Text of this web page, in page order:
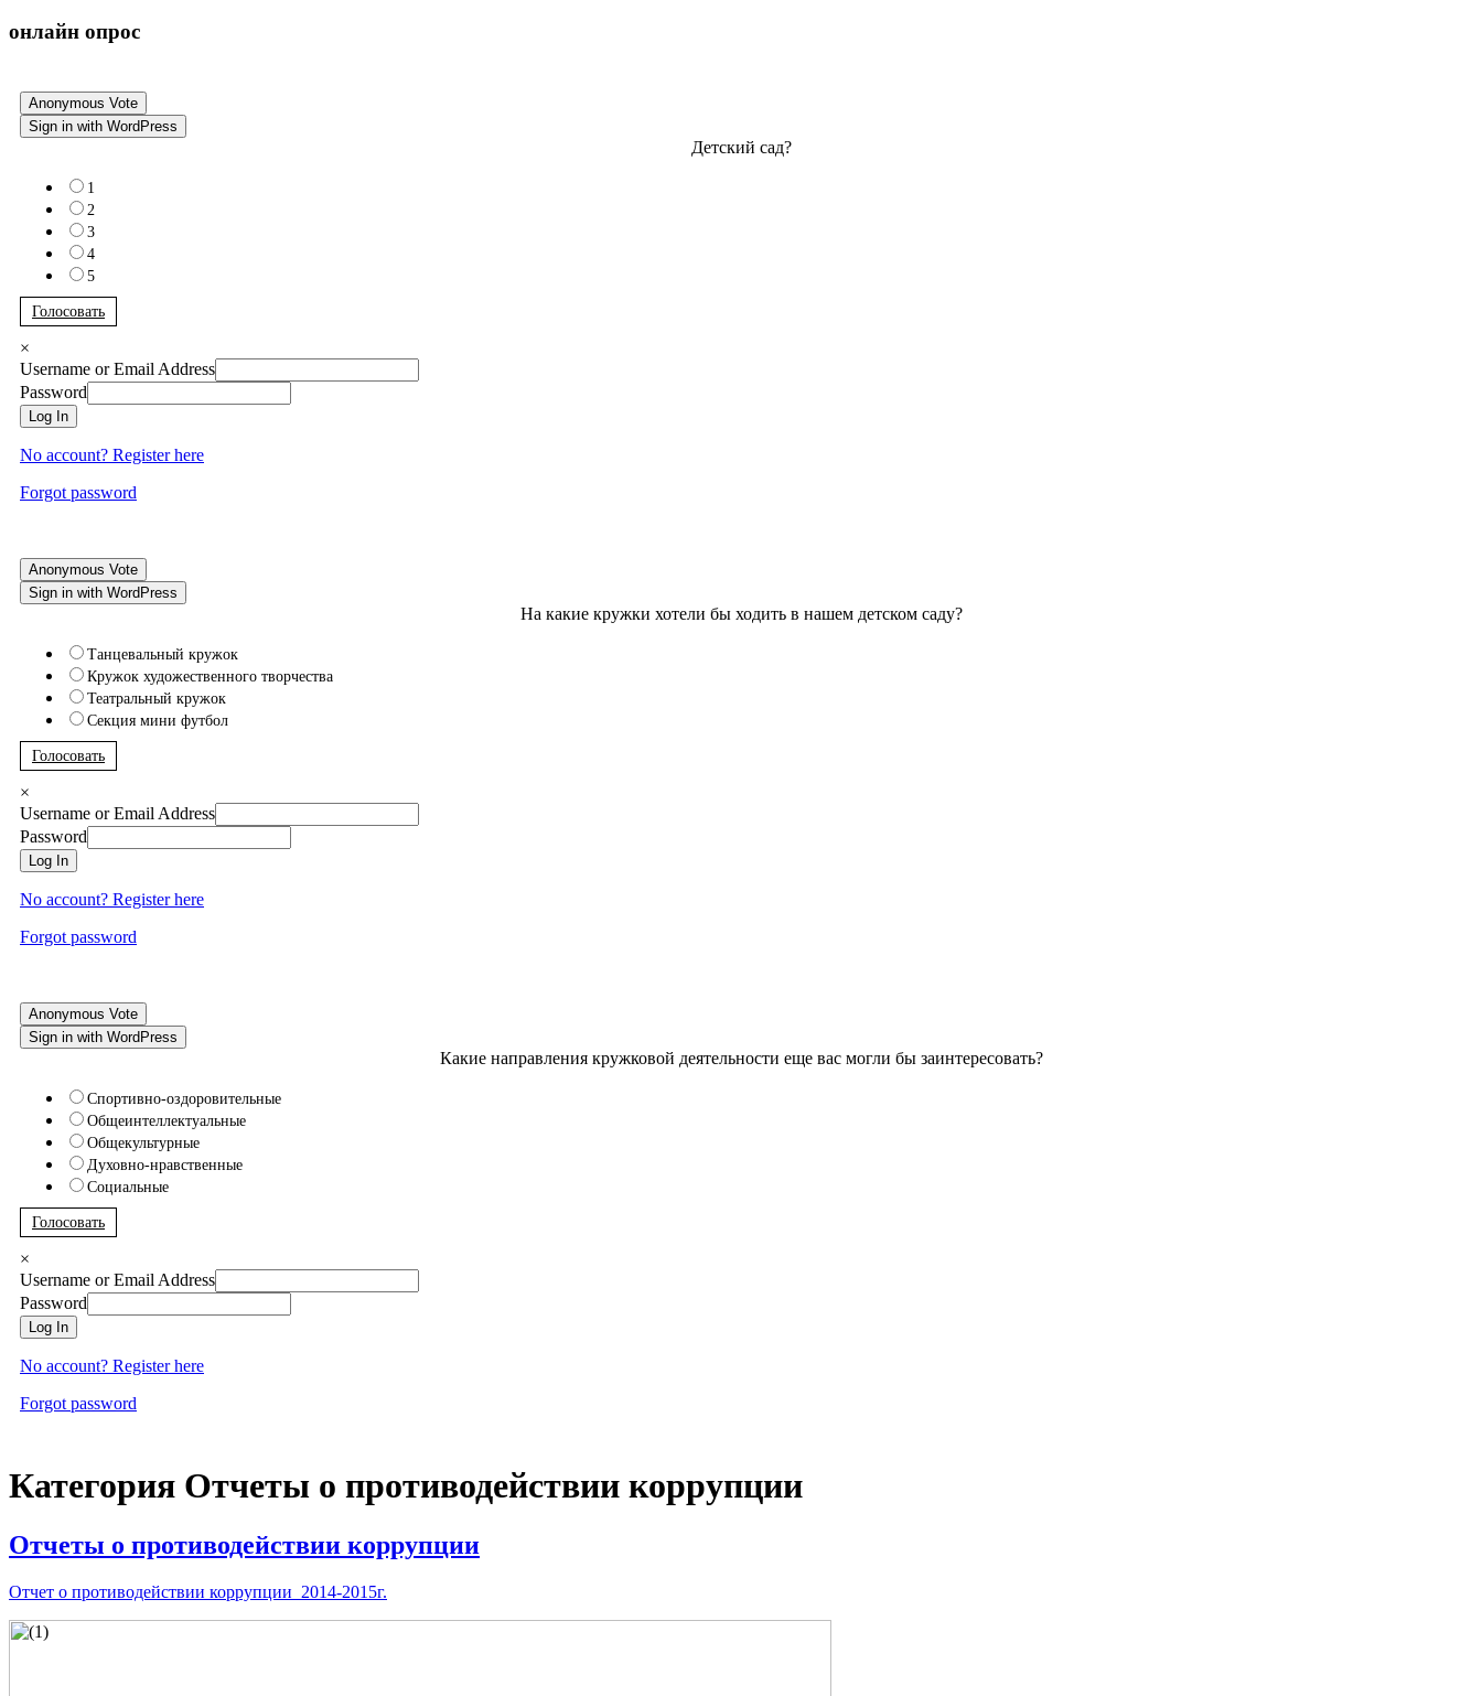
онлайн опрос
Anonymous Vote
Sign in with WordPress
Детский сад?
1
2
3
4
5
Голосовать
×
Username or Email Address
Password
Log In
No account? Register here
Forgot password
Anonymous Vote
Sign in with WordPress
На какие кружки хотели бы ходить в нашем детском саду?
Танцевальный кружок
Кружок художественного творчества
Театральный кружок
Секция мини футбол
Голосовать
×
Username or Email Address
Password
Log In
No account? Register here
Forgot password
Anonymous Vote
Sign in with WordPress
Какие направления кружковой деятельности еще вас могли бы заинтересовать?
Спортивно-оздоровительные
Общеинтеллектуальные
Общекультурные
Духовно-нравственные
Социальные
Голосовать
×
Username or Email Address
Password
Log In
No account? Register here
Forgot password
Категория Отчеты о противодействии коррупции
Отчеты о противодействии коррупции
Отчет о противодействии коррупции 2014-2015г.